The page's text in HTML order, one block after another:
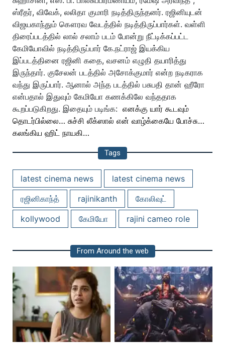
ஸ்ரீதர், விவேக், லலிதா குமாரி நடித்திருந்தனர். ரஜினியுடன்
விஜயகாந்தும் கௌரவ வேடத்தில் நடித்திருப்பார்கள். வள்ளி
திரைப்படத்தில் லால் சலாம் படம் போன்று நீட்டிக்கப்பட்ட
கேமியோவில் நடித்திருப்பார் கே.நட்ராஜ் இயக்கிய
இப்படத்தினை ரஜினி கதை, வசனம் எழுதி தயாரித்து
இருந்தார். குசேலன் படத்தில் அசோக்குமார் என்ற நடிகராக
வந்து இருப்பார். ஆனால் அந்த படத்தில் பசுபதி தான் ஹீரோ
என்பதால் இதுவும் கேமியோ கணக்கிலே வந்ததாக
கூறப்படுகிறது. இதையும் படிங்க: எனக்கு யார் கூடவும்
தொடர்பில்லை… சுச்சி லீக்ஸால் என் வாழ்க்கையே போச்சு…
கலங்கிய ஹிட் நாயகி…
Tags
latest cinema news
latest cinema news
ரஜினிகாந்த்
rajinikanth
கோலிவுட்
kollywood
கேமியோ rajini cameo role
From Around the web